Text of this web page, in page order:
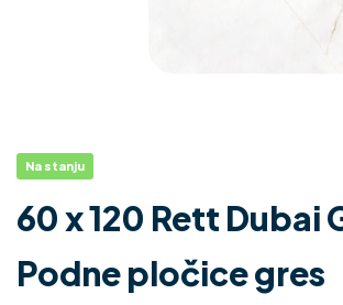
Na stanju
60 x 120 Rett Dubai
Podne pločice gres